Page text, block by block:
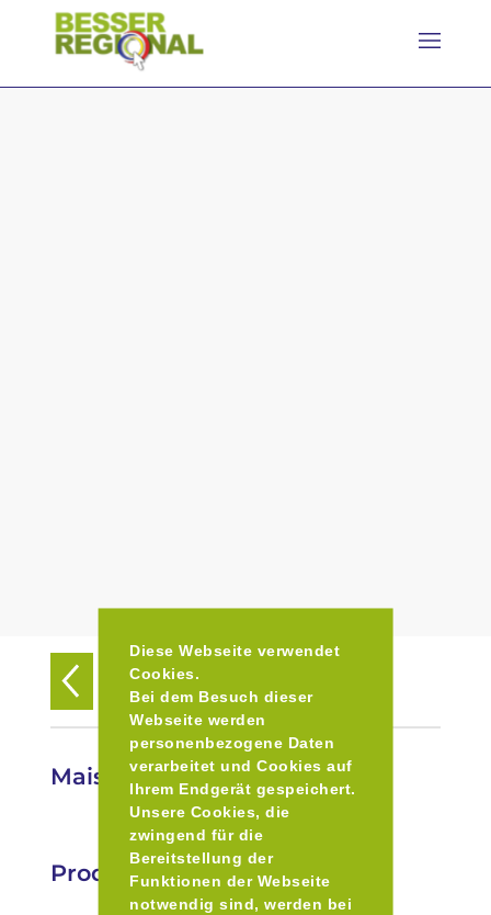
Diese Webseite verwendet
Cookies.
Bei dem Besuch dieser
Webseite werden
personenbezogene Daten
verarbeitet und Cookies auf
Ihrem Endgerät gespeichert.
Unsere Cookies, die
zwingend für die
Bereitstellung der
Funktionen der Webseite
notwendig sind, werden bei
Zurück zur Übersicht
Maisingerhof
Produkte